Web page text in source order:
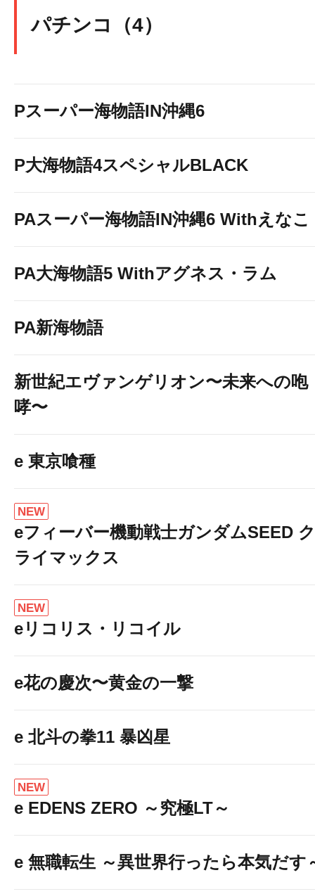
パチンコ（4）
Pスーパー海物語IN沖縄6
P大海物語4スペシャルBLACK
PAスーパー海物語IN沖縄6 Withえなこ
PA大海物語5 Withアグネス・ラム
PA新海物語
新世紀エヴァンゲリオン〜未来への咆
哮〜
e 東京喰種
NEW
eフィーバー機動戦士ガンダムSEED ク
ライマックス
NEW
eリコリス・リコイル
e花の慶次〜黄金の一撃
e 北斗の拳11 暴凶星
NEW
e EDENS ZERO ～究極LT～
e 無職転生 ～異世界行ったら本気だす